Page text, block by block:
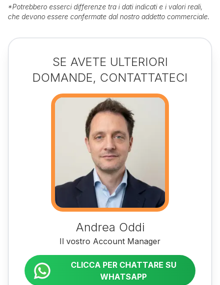
*Potrebbero esserci differenze tra i dati indicati e i valori reali,
che devono essere confermate dal nostro addetto commerciale.
SE AVETE ULTERIORI
DOMANDE, CONTATTATECI
Andrea Oddi
Il vostro Account Manager
CLICCA PER CHATTARE SU
WHATSAPP